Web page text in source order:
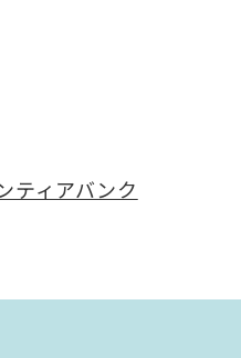
ティアバンク